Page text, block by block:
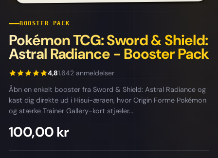
BOOSTER PACK
Pokémon TCG: Sword & Shield:
Astral Radiance - Booster Pack
4,81.642 anmeldelser
Åbn en enkelt booster fra Sword & Shield: Astral Radiance og
kast dig direkte ud i Hisui-æraen, hvor Origin Forme Pokémon
og stærke Trainer Gallery-kort stjæler...
100,00 kr